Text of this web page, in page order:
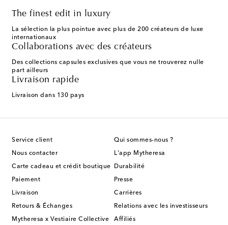
The finest edit in luxury
La sélection la plus pointue avec plus de 200 créateurs de luxe
internationaux
Collaborations avec des créateurs
Des collections capsules exclusives que vous ne trouverez nulle
part ailleurs
Livraison rapide
Livraison dans 130 pays
Service client
Nous contacter
Carte cadeau et crédit boutique
Paiement
Livraison
Retours & Échanges
Mytheresa x Vestiaire Collective
Qui sommes-nous ?
L'app Mytheresa
Durabilité
Presse
Carrières
Relations avec les investisseurs
Affiliés